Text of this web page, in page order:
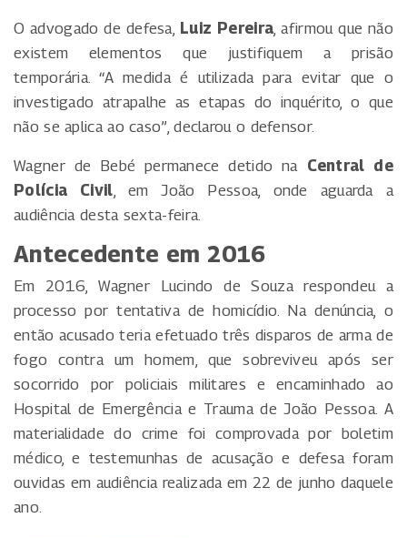
O advogado de defesa, Luiz Pereira , afirmou que não
existem elementos que justifiquem a prisão
temporária. “A medida é utilizada para evitar que o
investigado atrapalhe as etapas do inquérito, o que
não se aplica ao caso”, declarou o defensor.
Wagner de Bebé permanece detido na Central de
Polícia Civil , em João Pessoa, onde aguarda a
audiência desta sexta-feira.
Antecedente em 2016
Em 2016, Wagner Lucindo de Souza respondeu a
processo por tentativa de homicídio. Na denúncia, o
então acusado teria efetuado três disparos de arma de
fogo contra um homem, que sobreviveu após ser
socorrido por policiais militares e encaminhado ao
Hospital de Emergência e Trauma de João Pessoa. A
materialidade do crime foi comprovada por boletim
médico, e testemunhas de acusação e defesa foram
ouvidas em audiência realizada em 22 de junho daquele
ano.